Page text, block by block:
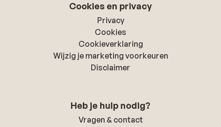
Cookies en privacy
Privacy
Cookies
Cookieverklaring
Wijzig je marketing voorkeuren
Disclaimer
Heb je hulp nodig?
Vragen & contact